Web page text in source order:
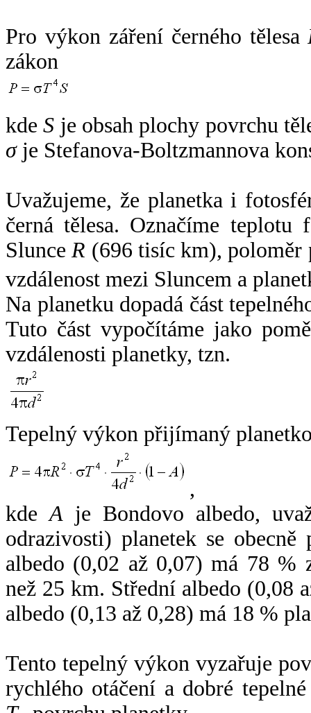
Pro výkon záření černého tělesa
zákon
kdeS je obsah plochy povrchu
σje Stefanova-Boltzmannova
Uvažujeme, že planetka i
černá tělesa. Označíme
SlunceR (696 tisíc km),
vzdálenost mezi Sluncem a
Na planetku dopadá část
Tuto část vypočítáme jako
vzdálenosti planetky, tzn.
Tepelný výkon přijímaný
,
kdeA je Bondovo albedo,
odrazivosti) planetek se
albedo (0,02 až 0,07) má 78 %
než 25 km. Střední albedo (0,08
albedo (0,13 až 0,28) má 18 %
Tento tepelný výkon vyzařuje
rychlého otáčení a dobré